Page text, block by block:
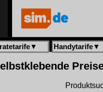
▼ Handytarife▼